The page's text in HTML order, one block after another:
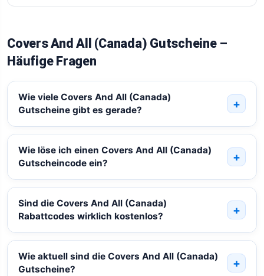
Covers And All (Canada) Gutscheine –
Häufige Fragen
Wie viele Covers And All (Canada)
Gutscheine gibt es gerade?
Wie löse ich einen Covers And All (Canada)
Gutscheincode ein?
Sind die Covers And All (Canada)
Rabattcodes wirklich kostenlos?
Wie aktuell sind die Covers And All (Canada)
Gutscheine?